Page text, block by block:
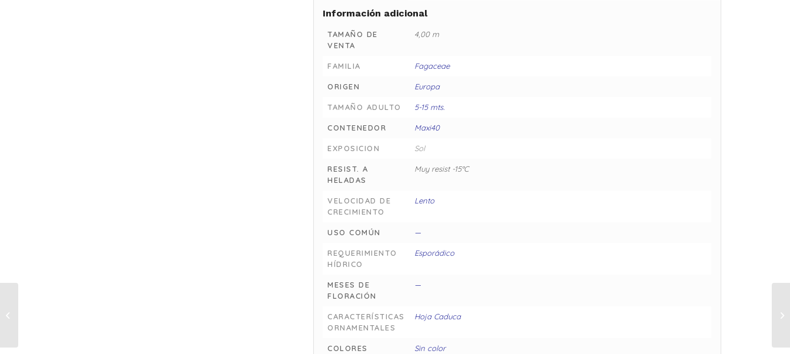
Información adicional
TAMAÑO DE
VENTA
4,00 m
FAMILIA Fagaceae
ORIGEN Europa
TAMAÑO ADULTO 5-15 mts.
CONTENEDOR Maxi40
EXPOSICION Sol
RESIST. A
HELADAS
Muy resist -15°C
VELOCIDAD DE
CRECIMIENTO
Lento
USO COMÚN —
REQUERIMIENTO
HÍDRICO
Esporádico
MESES DE
FLORACIÓN
—
CARACTERÍSTICAS
ORNAMENTALES
Hoja Caduca
COLORES Sin color